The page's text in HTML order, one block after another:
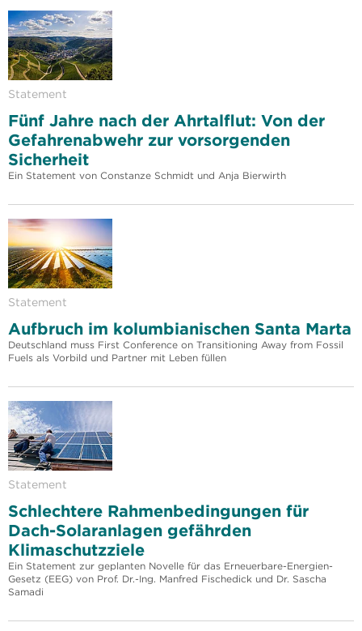
Statement
Fünf Jahre nach der Ahrtalflut: Von der
Gefahrenabwehr zur vorsorgenden
Sicherheit
Ein Statement von Constanze Schmidt und Anja Bierwirth
Statement
Aufbruch im kolumbianischen Santa Marta
Deutschland muss First Conference on Transitioning Away from Fossil
Fuels als Vorbild und Partner mit Leben füllen
Statement
Schlechtere Rahmenbedingungen für
Dach-Solaranlagen gefährden
Klimaschutzziele
Ein Statement zur geplanten Novelle für das Erneuerbare-Energien-
Gesetz (EEG) von Prof. Dr.-Ing. Manfred Fischedick und Dr. Sascha
Samadi